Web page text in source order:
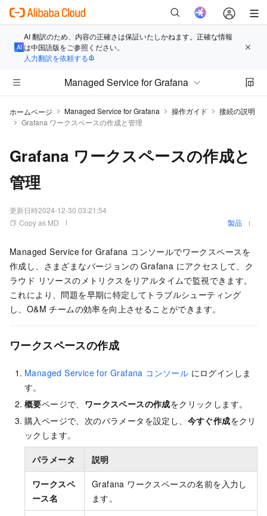
AI 翻訳のため、内容の正確さは保証いたしかねます。正確な情報
は中国語版をご参照ください。
人力翻訳を依頼する
Managed Service for Grafana
ホームページ Managed Service for Grafana 操作ガイド
接続の説明
Grafana ワークスペースの作成と管理
Grafana ワークスペースの作成と
管理
更新日時2024-12-30 03:21:54
Copy as MD
製品
Managed Service for Grafana コンソールでワークスペースを
作成し、さまざまなバージョンの Grafana にアクセスして、ク
ラウド リソースのメトリクスをリアルタイムで監視できます。
これにより、問題を早期に特定してトラブルシューティング
し、O&M チームの効率を向上させることができます。
ワークスペースの作成
Managed Service for Grafana コンソール にログインしま
す。
概要ページで、 ワークスペースの作成をクリックします。
購入ページで、次のパラメータを設定し、 今すぐ作成をクリ
ックします。
パラメータ 説明
ワークスペ
ース名
Grafana ワークスペースの名前を入力し
ます。